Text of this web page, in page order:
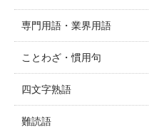
専門用語・業界用語
ことわざ・慣用句
四文字熟語
難読語